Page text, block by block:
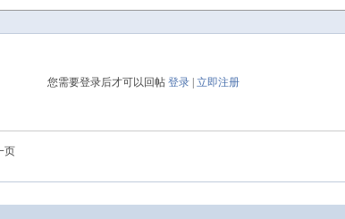
您需要登录后才可以回帖 登录 立即注册
页